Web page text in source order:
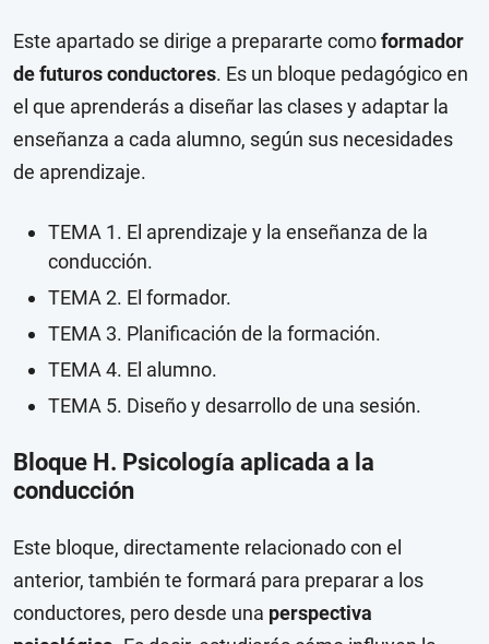
Este apartado se dirige a prepararte comoformador
de futuros conductores. Es un bloque pedagógico en
el que aprenderás a diseñar las clases y adaptar la
enseñanza a cada alumno, según sus necesidades
de aprendizaje.
TEMA 1. El aprendizaje y la enseñanza de la
conducción.
TEMA 2. El formador.
TEMA 3. Planificación de la formación.
TEMA 4. El alumno.
TEMA 5. Diseño y desarrollo de una sesión.
Bloque H. Psicología aplicada a la
conducción
Este bloque, directamente relacionado con el
anterior, también te formará para preparar a los
conductores, pero desde una perspectiva